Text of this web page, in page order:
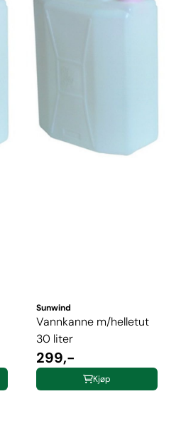
Sunwind
Vannkanne m/helletut
30 liter
299,-
Kjøp